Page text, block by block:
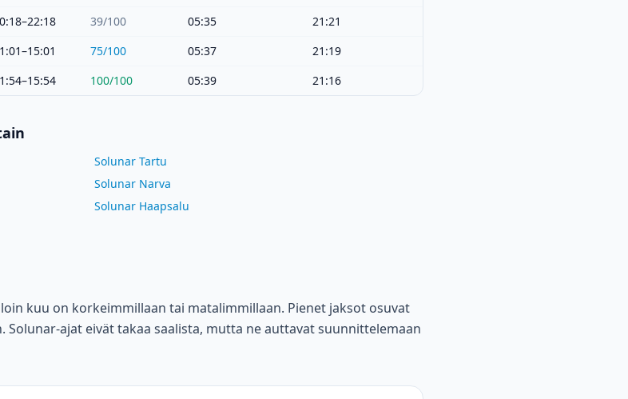
39/100 05:35
21:21
75/100 05:37
21:19
100/100 05:39 21:16
Solunar Tartu
Solunar Narva
Solunar Haapsalu
kuu on korkeimmillaan tai matalimmillaan. Pienet jaksot osuvat
ajat eivät takaa saalista, mutta ne auttavat suunnittelemaan